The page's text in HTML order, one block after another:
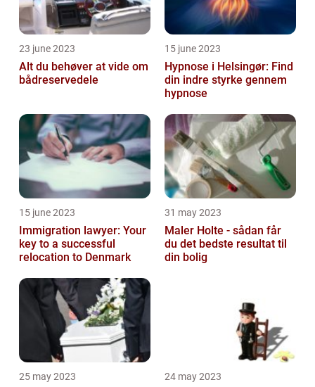
23 june 2023
Alt du behøver at vide om
bådreservedele
15 june 2023
Hypnose i Helsingør: Find
din indre styrke gennem
hypnose
15 june 2023
Immigration lawyer: Your
key to a successful
relocation to Denmark
31 may 2023
Maler Holte - sådan får
du det bedste resultat til
din bolig
25 may 2023 24 may 2023